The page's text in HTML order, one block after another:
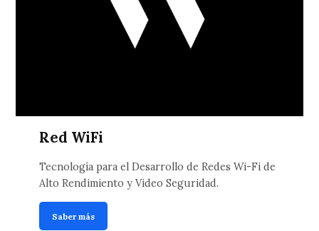
Red WiFi
Tecnología para el Desarrollo de Redes Wi-Fi de
Alto Rendimiento y Video Seguridad.
Saber más